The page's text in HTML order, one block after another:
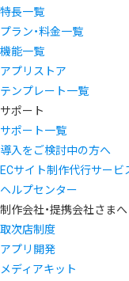
特長一覧
プラン・料金一覧
機能一覧
アプリストア
テンプレート一覧
サポート
サポート一覧
導入をご検討中の方へ
ECサイト制作代行サービ
ヘルプセンター
制作会社・提携会社さまへ
取次店制度
アプリ開発
メディアキット